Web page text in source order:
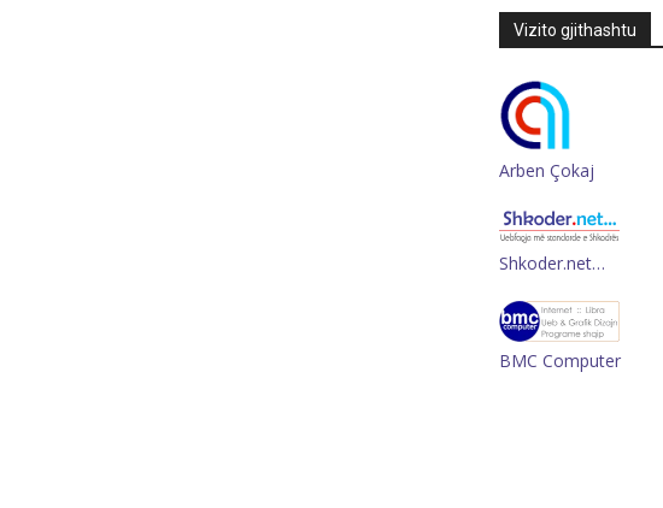
Vizito gjithashtu
Arben Çokaj
Shkoder.net…
BMC Computer